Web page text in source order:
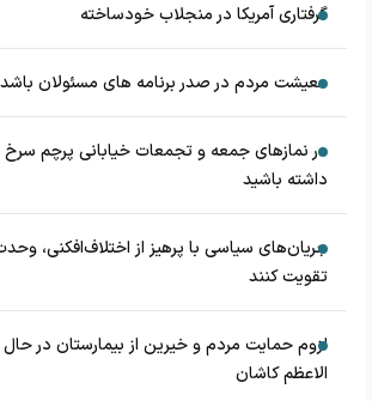
گرفتاری آمریکا در منجلاب خودساخته
معیشت مردم در صدر برنامه های مسئولان باشد
در نماز‌های جمعه و تجمعات خیابانی پرچم سرخ یا
داشته باشید
جریان‌های سیاسی با پرهیز از اختلاف‌افکنی،
تقویت کنند
لزوم حمایت مردم و خیرین از بیمارستان در
الاعظم کاشان